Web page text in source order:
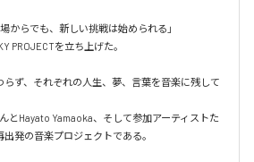
からでも、新しい挑戦は始められる」
PROJECTを立ち上げた。
ず、それぞれの人生、夢、言葉を音楽に残して
とHayato Yamaoka、そして参加アーティストた
発の音楽プロジェクトである。